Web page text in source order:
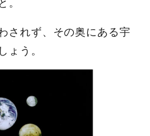
されず、その奥にある宇
う。